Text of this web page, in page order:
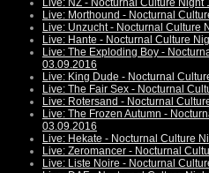
Live: NZ - Nocturnal Culture Night
Live: Morthound - Nocturnal
Live: Unzucht - Nocturnal Culture
Live: Hante - Nocturnal Culture
Live: The Exploding Boy -
03.09.2016
Live: King Dude - Nocturnal
Live: The Fair Sex - Nocturnal
Live: Rotersand - Nocturnal
Live: The Frozen Autumn -
03.09.2016
Live: Hekate - Nocturnal Culture
Live: Zeromancer - Nocturnal
Live: Liste Noire - Nocturnal